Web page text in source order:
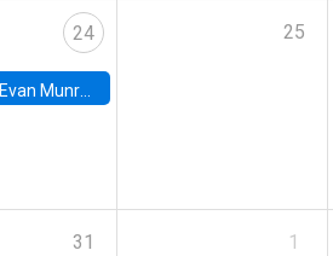
24
Evan Munro, Neyman Visiting Assistant Professor in the Department of Statistics at UC Berkeley
25
31 1